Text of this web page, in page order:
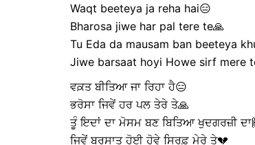
Waqt beeteya ja reha hai😑
Bharosa jiwe har pal tere te🙏
Tu Eda da mausam ban beeteya
Jiwe barsaat hoyi Howe sirf mere
ਵਕ਼ਤ ਬੀਤਿਆ ਜਾ ਰਿਹਾ ਹੈ😑
ਭਰੋਸਾ ਜਿਵੇਂ ਹਰ ਪਲ ਤੇਰੇ ਤੇ🙏
ਤੂੰ ਇਦਾਂ ਦਾ ਮੋਸਮ ਬਣ ਬਿਤਿਆ ਖੁਦਗਰਜ਼ੀ
ਜਿਵੇਂ ਬਰਸਾਤ ਹੋਈ ਹੋਵੇ ਸਿਰਫ਼ ਮੇਰੇ ਤੇ💔